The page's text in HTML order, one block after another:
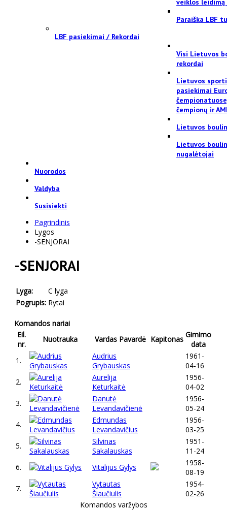
veiklos leidimą
Paraiška LBF
LBF pasiekimai / Rekordai
Visi Lietuvos
rekordai
Lietuvos
pasiekimai
čempionų ir
Lietuvos
Lietuvos
nugalėtojai
Nuorodos
Valdyba
Susisiekti
Pagrindinis
Lygos
-SENJORAI
-SENJORAI
Lyga:
C lyga
Pogrupis: Rytai
Komandos nariai
Eil.
nr.
Nuotrauka Vardas Pavardė Kapitonas Gimimo
data
1.
Audrius
Grybauskas
1961-
04-16
2.
Aurelija
Keturkaitė
1956-
04-02
3.
Danutė
Levandavičienė
1956-
05-24
4.
Edmundas
Levandavičius
1956-
03-25
5.
Silvinas
Sakalauskas
1951-
11-24
6.
Vitalijus Gylys
1958-
08-19
7.
Vytautas
Šiaučiulis
1954-
02-26
Komandos varžybos